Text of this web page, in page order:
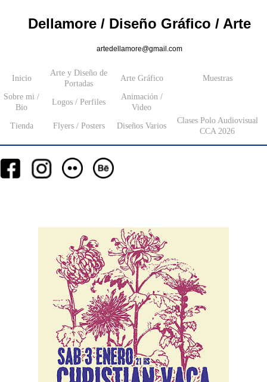
Dellamore / Diseño Gráfico / Arte
artedellamore@gmail.com
Inicio
Arte y Diseño de
Portadas
Arte Gráfico Muestras
Sobre mi /
Bio
Logos / Perfiles
Animación /
Video
Tienda Flyers / Posters Diseños Varios
Clases Polo Audiovisual
CCA 2026